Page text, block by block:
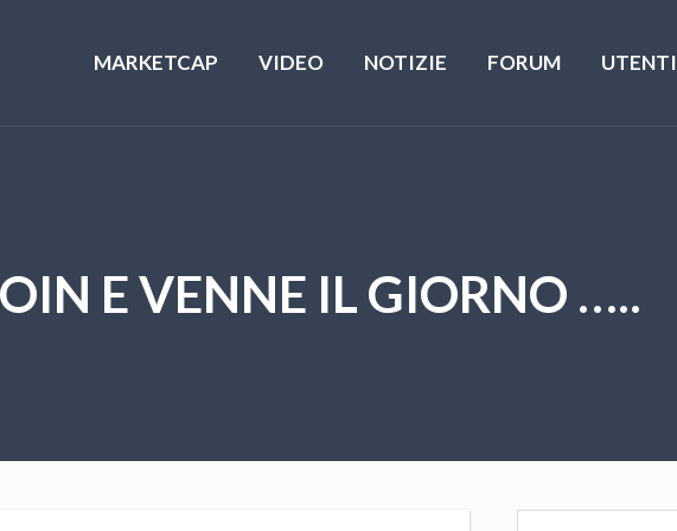
MARKETCAP VIDEO NOTIZIE FORUM UTENTI
E VENNE IL GIORNO …..